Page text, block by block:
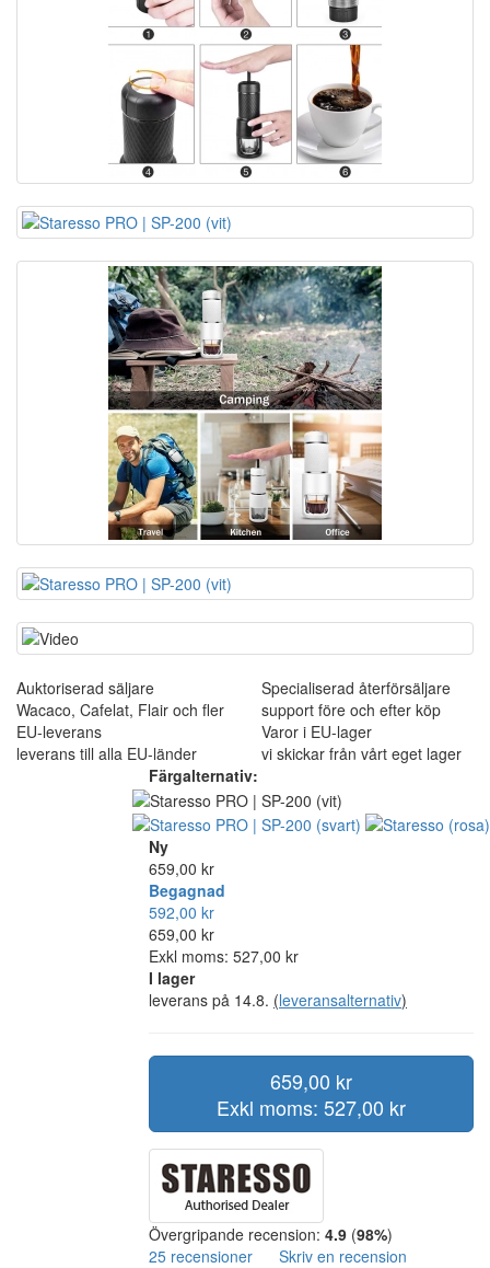
Auktoriserad säljare
Wacaco, Cafelat, Flair och fler
Specialiserad återförsäljare
support före och efter köp
EU-leverans
leverans till alla EU-länder
Varor i EU-lager
vi skickar från vårt eget lager
Färgalternativ:
Ny
659,00 kr
Begagnad
592,00 kr
659,00 kr
Exkl moms: 527,00 kr
I lager
leverans på 14.8. (leveransalternativ)
659,00 kr
Exkl moms: 527,00 kr
Övergripande recension: 4.9 (98%)
25 recensioner
Skriv en recension